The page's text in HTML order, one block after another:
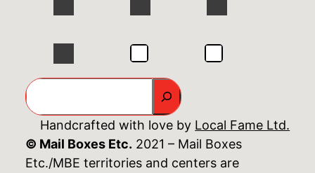
GO
Handcrafted with love by Local Fame Ltd.
© Mail Boxes Etc. 2021 – Mail Boxes
Etc./MBE territories and centers are